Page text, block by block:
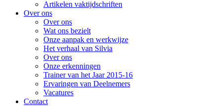
Artikelen vaktijdschriften
Over ons
Over ons
Wat ons bezielt
Onze aanpak en werkwijze
Het verhaal van Silvia
Over ons
Onze erkenningen
Trainer van het Jaar 2015-16
Ervaringen van Deelnemers
Vacatures
Contact